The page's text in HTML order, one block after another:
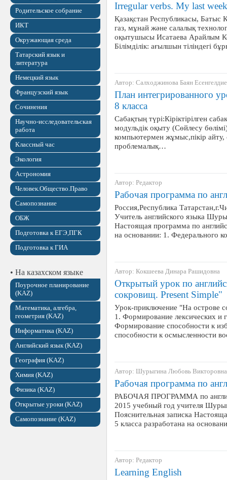
Родительское собрание
ИКТ
Окружающая среда
Татарский язык и
литература
Немецкий язык
Французский язык
Сочинения
Научно-исследовательская
работа
Классный час
Экология
Астрономия
Человек.Общество.Право
Самопознание
ОБЖ
Подготовка к ЕГЭ,ПГК
Подготовка к ГИА
• На казахском языке
Поурочное планирование
(KAZ)
Математика, алгебра,
геометрия (KAZ)
Информатика (KAZ)
Английский язык (KAZ)
География (KAZ)
Химия (KAZ)
Физика (KAZ)
Открытые уроки (KAZ)
Самопознание (KAZ)
Irregular verbs. My last
Қазақстан Республикасы, Батыс
газ, мұнай және салалық
оқытушысы Исатаева Арайлым
Білімділік: ағылшын тіліндегі
Автор: Салходжинова Баян
План интегрированного
8 класса
Сабақтың түрі:Кіріктірілген
модульдік оқыту (Сөйлесу
компьютермен жұмыс,пікір
проблемалық…
Автор: Редактор
Рабочая программа по
Россия,Республика
Учитель английского языка
Настоящая программа по
на основании: 1. Федерального
Автор: Кокшеева Динара Рашидовна
Открытый урок по
сокровищ. Present Simple"
Урок-приключение "На острове
1. Формирование лексических и
Формирование способности к
способности к осмысленности
Автор: Шурыгина Любовь Викторовна
Рабочая программа по
РАБОЧАЯ ПРОГРАММА по
2015 учебный год учителя
Пояснительная записка
5 класса разработана на
Автор: Редактор
Learning English